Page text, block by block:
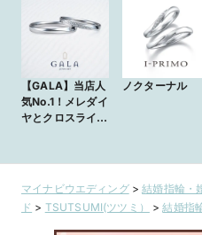
【GALA】当店人
気No.1！メレダイ
ヤとクロスライン
ノクターナル
マイナビウエディング>結婚指輪・
ド > TSUTSUMI(ツツミ） >結婚指